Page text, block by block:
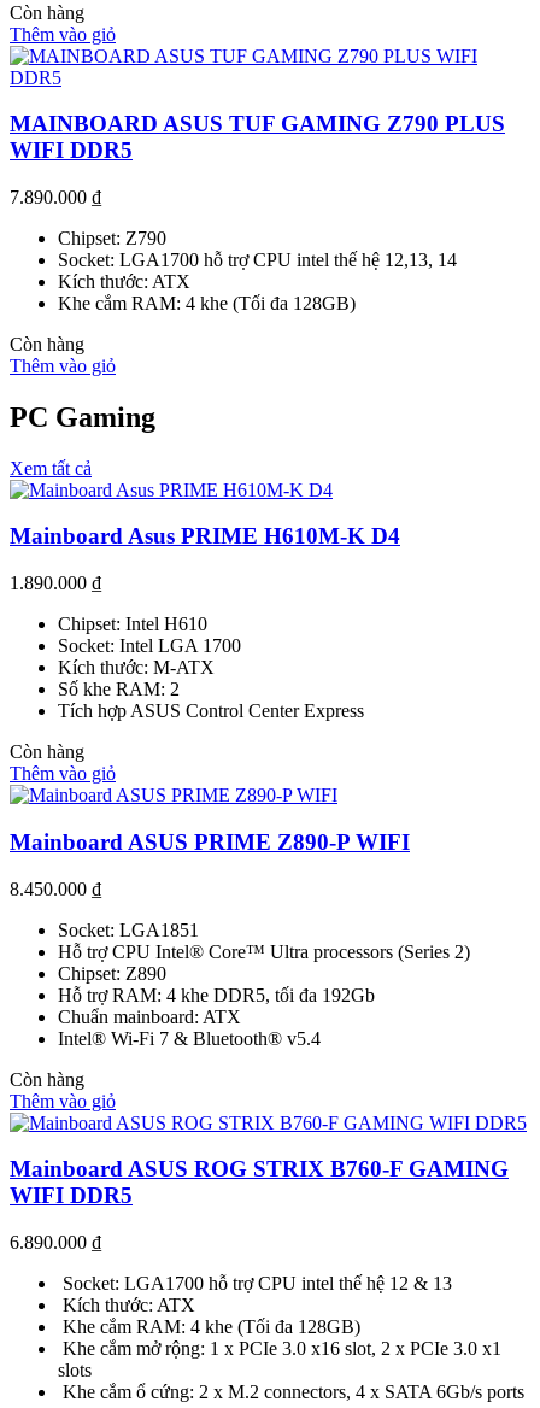
Còn hàng
Thêm vào giỏ
MAINBOARD ASUS TUF GAMING Z790 PLUS
WIFI DDR5
7.890.000 ₫
Chipset: Z790
Socket: LGA1700 hỗ trợ CPU intel thế hệ 12,13, 14
Kích thước: ATX
Khe cắm RAM: 4 khe (Tối đa 128GB)
Còn hàng
Thêm vào giỏ
PC Gaming
Xem tất cả
Mainboard Asus PRIME H610M-K D4
1.890.000 ₫
Chipset: Intel H610
Socket: Intel LGA 1700
Kích thước: M-ATX
Số khe RAM: 2
Tích hợp ASUS Control Center Express
Còn hàng
Thêm vào giỏ
Mainboard ASUS PRIME Z890-P WIFI
8.450.000 ₫
Socket: LGA1851
Hỗ trợ CPU Intel® Core™ Ultra processors (Series 2)
Chipset: Z890
Hỗ trợ RAM: 4 khe DDR5, tối đa 192Gb
Chuẩn mainboard: ATX
Intel® Wi-Fi 7 & Bluetooth® v5.4
Còn hàng
Thêm vào giỏ
Mainboard ASUS ROG STRIX B760-F GAMING
WIFI DDR5
6.890.000 ₫
Socket: LGA1700 hỗ trợ CPU intel thế hệ 12 & 13
Kích thước: ATX
Khe cắm RAM: 4 khe (Tối đa 128GB)
Khe cắm mở rộng: 1 x PCIe 3.0 x16 slot, 2 x PCIe 3.0 x1
slots
Khe cắm ổ cứng: 2 x M.2 connectors, 4 x SATA 6Gb/s ports